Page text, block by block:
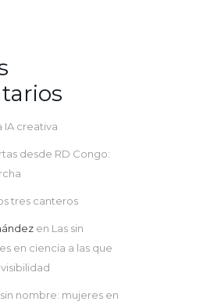
IA creativa
desde RD Congo:
tres canteros
en Las sin
en ciencia a las que
sin nombre: mujeres en